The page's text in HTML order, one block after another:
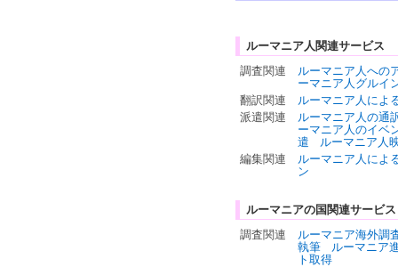
ルーマニア人関連サービス
調査関連
ルーマニア人への
ーマニア人グルイ
翻訳関連
ルーマニア人によ
派遣関連
ルーマニア人の通
ーマニア人のイベ
遣
ルーマニア人
編集関連
ルーマニア人によ
ン
ルーマニアの国関連サービス
調査関連
ルーマニア海外調
執筆
ルーマニア
ト取得